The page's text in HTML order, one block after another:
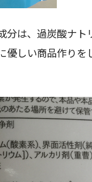
分は、過炭酸ナ
優しい商品作り